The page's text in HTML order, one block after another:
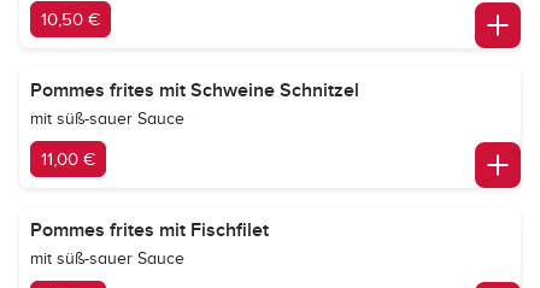
10,50 €
Pommes frites mit Schweine Schnitzel
mit süß-sauer Sauce
11,00 €
Pommes frites mit Fischfilet
mit süß-sauer Sauce